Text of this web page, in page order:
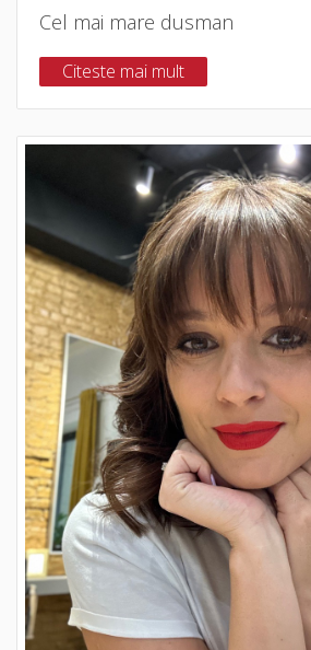
Cel mai mare dusman
Citeste mai mult